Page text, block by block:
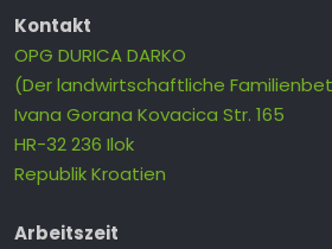
Kontakt
OPG DURICA DARKO
(Der landwirtschaftliche
Ivana Gorana Kovacica Str. 165
HR-32 236 Ilok
Republik Kroatien
Arbeitszeit